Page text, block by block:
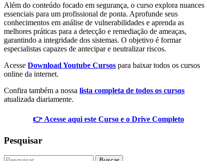
Além do conteúdo focado em segurança, o curso explora nuances
essenciais para um profissional de ponta. Aprofunde seus
conhecimentos em análise de vulnerabilidades e aprenda as
melhores práticas para a detecção e remediação de ameaças,
garantindo a integridade dos sistemas. O objetivo é formar
especialistas capazes de antecipar e neutralizar riscos.
Acesse Download Youtube Cursos para baixar todos os cursos
online da internet.
Confira também a nossa lista completa de todos os cursos
atualizada diariamente.
👉 Acesse aqui este Curso e o Drive Completo
Pesquisar